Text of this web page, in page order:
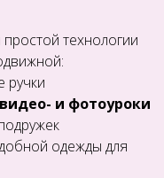
технологии
ручки
и фотоуроки
одежды для